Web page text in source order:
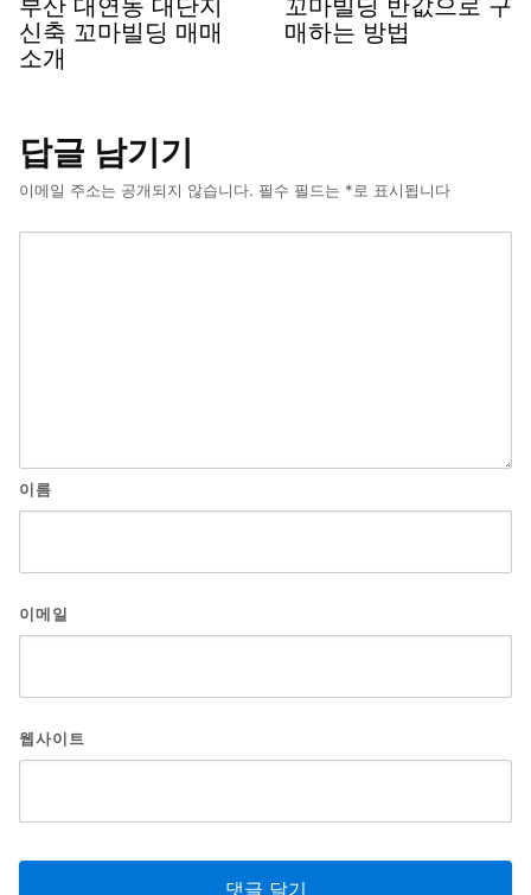
부산 대연동 대단지
신축 꼬마빌딩 매매
소개
꼬마빌딩 반값으로 구
매하는 방법
답글 남기기
이메일 주소는 공개되지 않습니다. 필수 필드는 *로 표시됩니다
이름
이메일
웹사이트